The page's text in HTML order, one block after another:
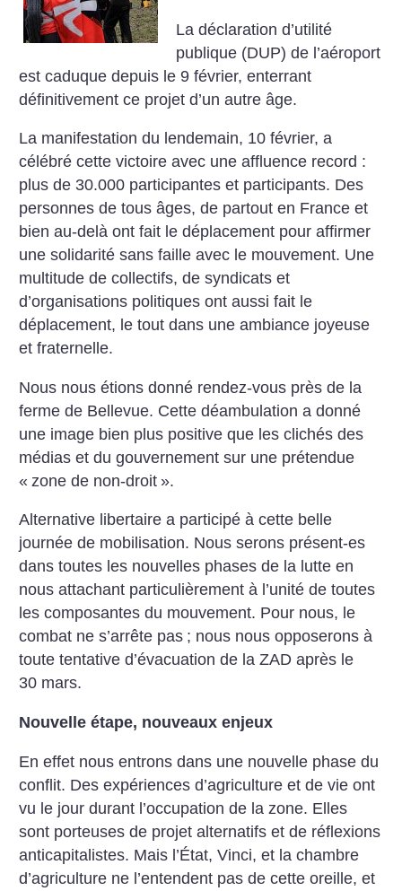
La déclaration d’utilité
publique (DUP) de l’aéroport
est caduque depuis le 9 février, enterrant
définitivement ce projet d’un autre âge.
La manifestation du lendemain, 10 février, a
célébré cette victoire avec une affluence record :
plus de 30.000 participantes et participants. Des
personnes de tous âges, de partout en France et
bien au-delà ont fait le déplacement pour affirmer
une solidarité sans faille avec le mouvement. Une
multitude de collectifs, de syndicats et
d’organisations politiques ont aussi fait le
déplacement, le tout dans une ambiance joyeuse
et fraternelle.
Nous nous étions donné rendez-vous près de la
ferme de Bellevue. Cette déambulation a donné
une image bien plus positive que les clichés des
médias et du gouvernement sur une prétendue
« zone de non-droit ».
Alternative libertaire a participé à cette belle
journée de mobilisation. Nous serons présent-es
dans toutes les nouvelles phases de la lutte en
nous attachant particulièrement à l’unité de toutes
les composantes du mouvement. Pour nous, le
combat ne s’arrête pas ; nous nous opposerons à
toute tentative d’évacuation de la ZAD après le
30 mars.
Nouvelle étape, nouveaux enjeux
En effet nous entrons dans une nouvelle phase du
conflit. Des expériences d’agriculture et de vie ont
vu le jour durant l’occupation de la zone. Elles
sont porteuses de projet alternatifs et de réflexions
anticapitalistes. Mais l’État, Vinci, et la chambre
d’agriculture ne l’entendent pas de cette oreille, et